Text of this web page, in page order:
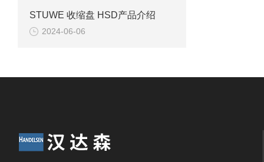
STUWE 收缩盘 HSD产品介绍
2024-06-06